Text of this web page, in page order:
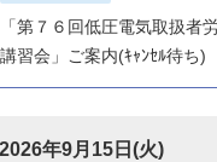
「第７６回低圧電気取扱者
講習会」ご案内(ｷｬﾝｾﾙ待ち)
2026年9月15日(火)